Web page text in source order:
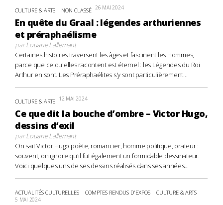
CULTURE & ARTS NON CLASSÉ 26 MAI 2024
En quête du Graal : légendes arthuriennes
et préraphaélisme
parLouane Lallemant
Certaines histoires traversent les âges et fascinent les Hommes,
parce que ce qu'elles racontent est éternel : les Légendes du Roi
Arthur en sont. Les Préraphaélites s'y sont particulièrement...
CULTURE & ARTS 12 MAI 2024
Ce que dit la bouche d’ombre – Victor Hugo,
dessins d’exil
parLouane Lallemant
On sait Victor Hugo poète, romancier, homme politique, orateur :
souvent, on ignore qu'il fut également un formidable dessinateur.
Voici quelques uns de ses dessins réalisés dans ses années...
ACTUALITÉS CULTURELLES COMPTES RENDUS D'EXPOS CULTURE & ARTS
5 MAI 2024